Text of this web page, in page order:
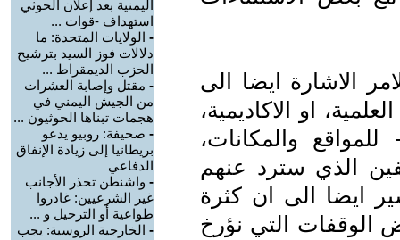
الاشارة ايضا الى
او الاكاديمية،
والمكانات،
الذي سترد عنهم
ايضا الى ان كثرة
التي نؤرخ
اليمنية بعد إعلان الحوثي
استهداف -قوات ...
- الولايات المتحدة: ما
دلالات فوز السيد بترشيح
الحزب الديمقراط ...
- مقتل وإصابة العشرات
من الجيش اليمني في
هجمات تبناها الحوثيون ...
- صحيفة: روبيو يدعو
بريطانيا إلى زيادة الإنفاق
الدفاعي
- واشنطن تحذر الأجانب
غير الشرعيين: غادروا
طواعية أو الترحيل و ...
- الخارجية الروسية: يجب